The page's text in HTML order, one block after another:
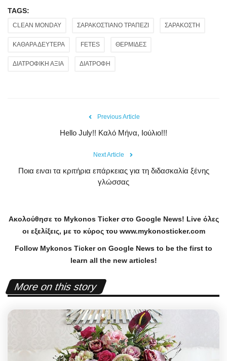
TAGS:
CLEAN MONDAY ΣΑΡΑΚΟΣΤΙΑΝΟ ΤΡΑΠΕΖΙ ΣΑΡΑΚΟΣΤΗ
ΚΑΘΑΡΑ ΔΕΥΤΕΡΑ FETES ΘΕΡΜΙΔΕΣ
ΔΙΑΤΡΟΦΙΚΗ ΑΞΙΑ ΔΙΑΤΡΟΦΗ
Previous Article
Hello July!! Καλό Μήνα, Ιούλιο!!!
Next Article
Ποια ειναι τα κριτήρια επάρκειας για τη διδασκαλία ξένης
γλώσσας
Ακολούθησε το Mykonos Tickerστο Google News! Liveόλες
οι εξελίξεις, με το κύρος του www.mykonosticker.com
Follow Mykonos Ticker on Google News to be the first to
learn all the new articles!
More on this story